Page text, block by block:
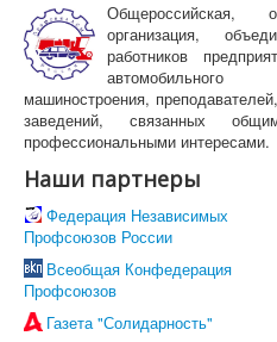
История Профсоюза
Председатель
Профсоюза
Контакты
Символика Профсоюза
Новости и события
Профсоюзное ТВ
Актуально!
Фотогалерея
Видеоматериалы
Все для Победы
Направления работы
Охрана труда
Социально-трудовые
Отраслевое
Общероссийская,
организация,
работников
автомобильного
машиностроения,
заведений, связанных
профессиональными интересами.
Наши партнеры
Федерация Независимых
Профсоюзов России
Всеобщая Конфедерация
Профсоюзов
Газета "Солидарность"